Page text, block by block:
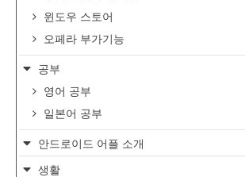
윈도우 스토어
오페라 부가기능
공부
영어 공부
일본어 공부
안드로이드 어플 소개
생활